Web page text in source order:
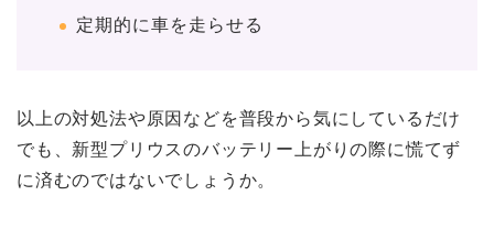
定期的に車を走らせる
以上の対処法や原因などを普段から気にしているだけ
でも、新型プリウスのバッテリー上がりの際に慌てず
に済むのではないでしょうか。
ホーム